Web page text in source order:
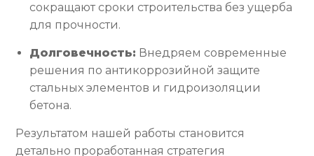
сокращают сроки строительства без ущерба
для прочности.
Долговечность: Внедряем современные
решения по антикоррозийной защите
стальных элементов и гидроизоляции
бетона.
Результатом нашей работы становится
детально проработанная стратегия